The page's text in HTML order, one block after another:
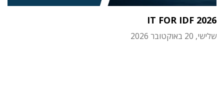
IT FOR IDF 2026
שלישי, 20 באוקטובר 2026